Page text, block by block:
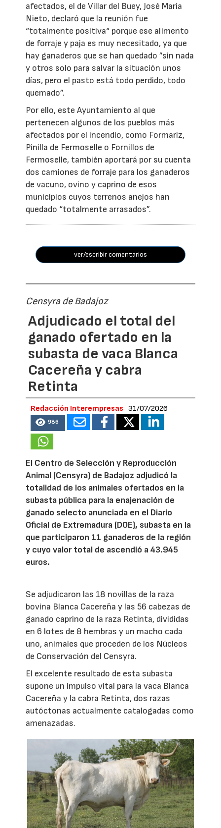
afectados, el de Villar del Buey, José María
Nieto, declaró que la reunión fue
“totalmente positiva“ porque ese alimento
de forraje y paja es muy necesitado, ya que
hay ganaderos que se han quedado ”sin nada
y otros solo para salvar la situación unos
días, pero el pasto está todo perdido, todo
quemado”.
Por ello, este Ayuntamiento al que
pertenecen algunos de los pueblos más
afectados por el incendio, como Formariz,
Pinilla de Fermoselle o Fornillos de
Fermoselle, también aportará por su cuenta
dos camiones de forraje para los ganaderos
de vacuno, ovino y caprino de esos
municipios cuyos terrenos anejos han
quedado “totalmente arrasados”.
ver/escribir comentarios
Censyra de Badajoz
Adjudicado el total del
ganado ofertado en la
subasta de vaca Blanca
Cacereña y cabra
Retinta
Redacción Interempresas 31/07/2026
986
El Centro de Selección y Reproducción
Animal (Censyra) de Badajoz adjudicó la
totalidad de los animales ofertados en la
subasta pública para la enajenación de
ganado selecto anunciada en el Diario
Oficial de Extremadura (DOE), subasta en la
que participaron 11 ganaderos de la región
y cuyo valor total de ascendió a 43.945
euros.
Se adjudicaron las 18 novillas de la raza
bovina Blanca Cacereña y las 56 cabezas de
ganado caprino de la raza Retinta, divididas
en 6 lotes de 8 hembras y un macho cada
uno, animales que proceden de los Núcleos
de Conservación del Censyra.
El excelente resultado de esta subasta
supone un impulso vital para la vaca Blanca
Cacereña y la cabra Retinta, dos razas
autóctonas actualmente catalogadas como
amenazadas.